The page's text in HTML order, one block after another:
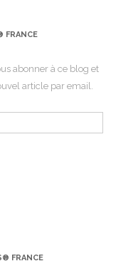
FRANCE
abonner à ce blog et
article par email.
FRANCE